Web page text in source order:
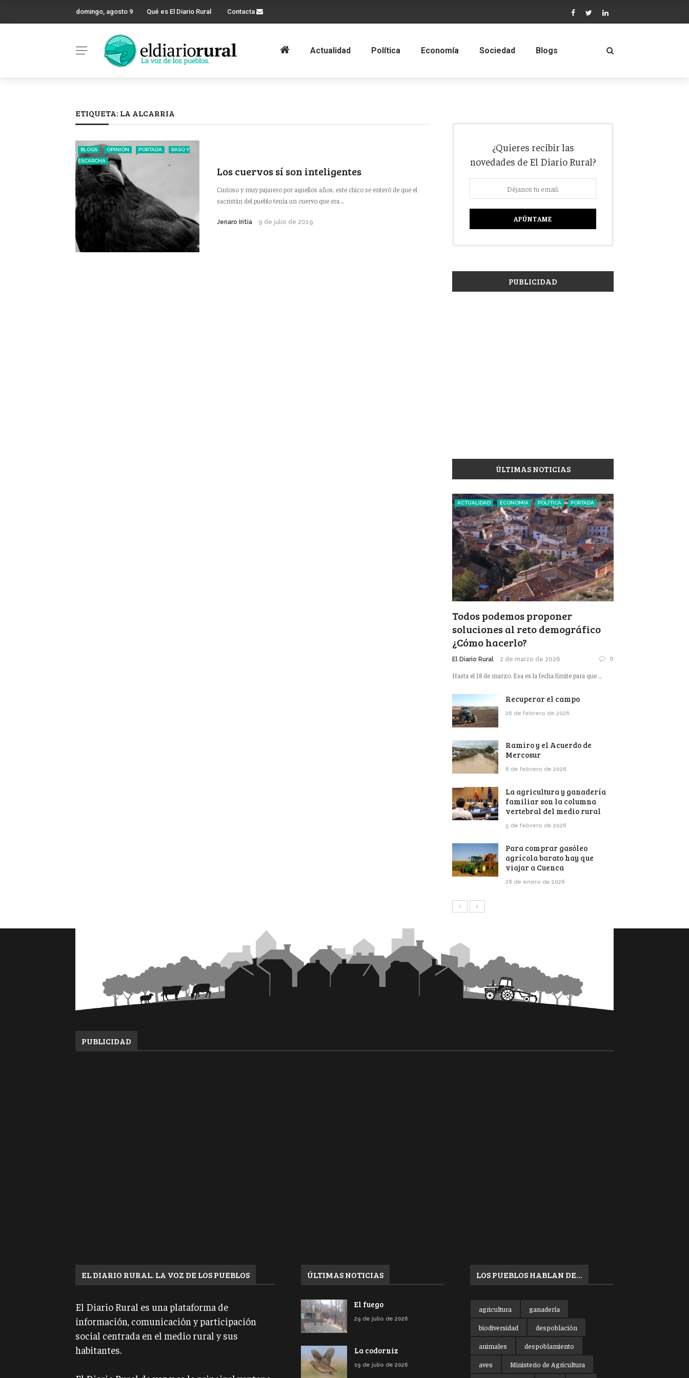
domingo, agosto 9 Qué es El Diario Rural Contacta
Actualidad Política Economía Sociedad Blogs
ETIQUETA: LA ALCARRIA
BLOGS OPINIÓN PORTADA
RASO Y
ESCARCHA
Los cuervos sí son inteligentes
Curioso y muy pajarero por aquellos años, este chico se enteró de que el
sacristán del pueblo tenía un cuervo que era ...
Jenaro Iritia 9 de julio de 2019
¿Quieres recibir las
novedades de El Diario Rural?
PUBLICIDAD
ÚLTIMAS NOTICIAS
ACTUALIDAD ECONOMÍA POLÍTICA PORTADA
Todos podemos proponer
soluciones al reto demográfico
¿Cómo hacerlo?
El Diario Rural 2 de marzo de 2026 0
Hasta el 18 de marzo. Esa es la fecha límite para que ...
Recuperar el campo
26 de febrero de 2026
Ramiro y el Acuerdo de
Mercosur
6 de febrero de 2026
La agricultura y ganadería
familiar son la columna
vertebral del medio rural
5 de febrero de 2026
Para comprar gasóleo
agrícola barato hay que
viajar a Cuenca
28 de enero de 2026
PUBLICIDAD
EL DIARIO RURAL. LA VOZ DE LOS PUEBLOS
El Diario Rural es una plataforma de
información, comunicación y participación
social centrada en el medio rural y sus
habitantes.
ÚLTIMAS NOTICIAS
El fuego
29 de julio de 2026
La codorniz
19 de julio de 2026
LOS PUEBLOS HABLAN DE…
agricultura
ganadería
biodiversidad
despoblación
animales
despoblamiento
aves
Ministerio de Agricultura